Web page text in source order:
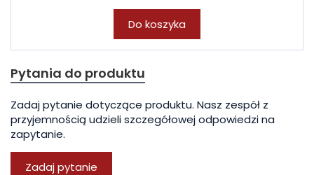
Do koszyka
Pytania do produktu
Zadaj pytanie dotyczące produktu. Nasz zespół z
przyjemnością udzieli szczegółowej odpowiedzi na
zapytanie.
Zadaj pytanie